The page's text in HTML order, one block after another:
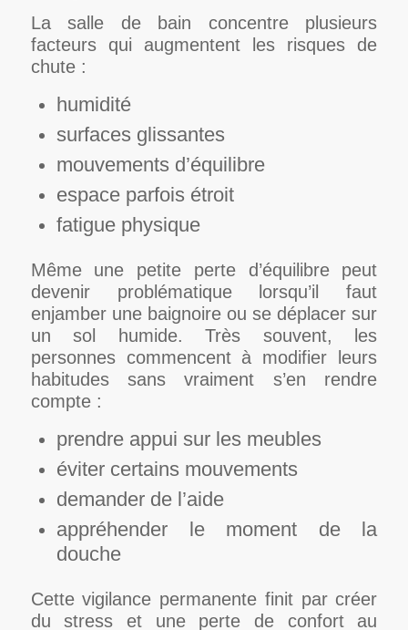
La salle de bain concentre plusieurs
facteurs qui augmentent les risques de
chute :
humidité
surfaces glissantes
mouvements d’équilibre
espace parfois étroit
fatigue physique
Même une petite perte d’équilibre peut
devenir problématique lorsqu’il faut
enjamber une baignoire ou se déplacer sur
un sol humide. Très souvent, les
personnes commencent à modifier leurs
habitudes sans vraiment s’en rendre
compte :
prendre appui sur les meubles
éviter certains mouvements
demander de l’aide
appréhender le moment de la
douche
Cette vigilance permanente finit par créer
du stress et une perte de confort au